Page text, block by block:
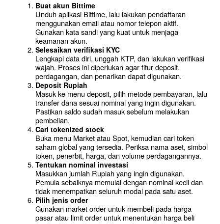
Buat akun Bittime
Unduh aplikasi Bittime, lalu lakukan pendaftaran
menggunakan email atau nomor telepon aktif.
Gunakan kata sandi yang kuat untuk menjaga
keamanan akun.
Selesaikan verifikasi KYC
Lengkapi data diri, unggah KTP, dan lakukan verifikasi
wajah. Proses ini diperlukan agar fitur deposit,
perdagangan, dan penarikan dapat digunakan.
Deposit Rupiah
Masuk ke menu deposit, pilih metode pembayaran, lalu
transfer dana sesuai nominal yang ingin digunakan.
Pastikan saldo sudah masuk sebelum melakukan
pembelian.
Cari tokenized stock
Buka menu Market atau Spot, kemudian cari token
saham global yang tersedia. Periksa nama aset, simbol
token, penerbit, harga, dan volume perdagangannya.
Tentukan nominal investasi
Masukkan jumlah Rupiah yang ingin digunakan.
Pemula sebaiknya memulai dengan nominal kecil dan
tidak menempatkan seluruh modal pada satu aset.
Pilih jenis order
Gunakan market order untuk membeli pada harga
pasar atau limit order untuk menentukan harga beli